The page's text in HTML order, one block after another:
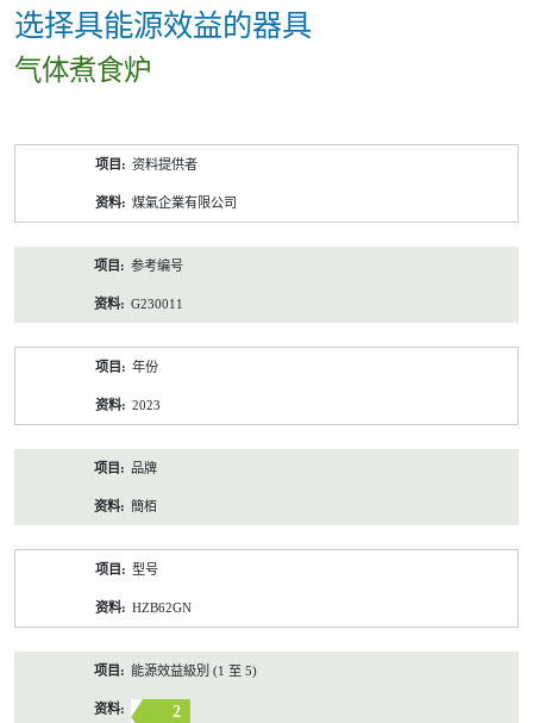
选择具能源效益的器具
气体煮食炉
资料提供者
煤氣企業有限公司
参考编号
G230011
年份
2023
品牌
簡栢
型号
HZB62GN
能源效益級別 (1 至 5)
2